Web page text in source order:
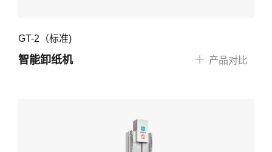
GT-2（标准)
智能卸纸机 产品对比